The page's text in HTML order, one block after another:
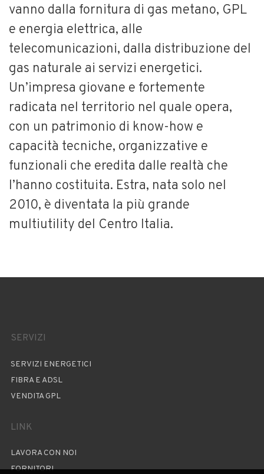
vanno dalla fornitura di gas metano, GPL
e energia elettrica, alle
telecomunicazioni, dalla distribuzione del
gas naturale ai servizi energetici.
Un’impresa giovane e fortemente
radicata nel territorio nel quale opera,
con un patrimonio di know-how e
capacità tecniche, organizzative e
funzionali che eredita dalle realtà che
l’hanno costituita. Estra, nata solo nel
2010, è diventata la più grande
multiutility del Centro Italia.
SERVIZI
SERVIZI ENERGETICI
FIBRA E ADSL
VENDITA GPL
LINK
LAVORA CON NOI
FORNITORI